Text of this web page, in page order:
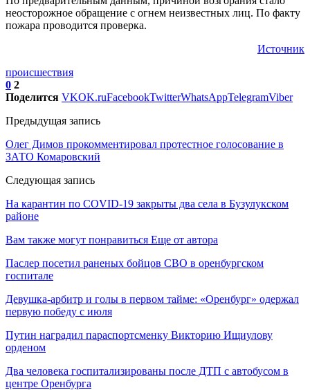
неосторожное обращение с огнем неизвестных лиц. По факту
пожара проводится проверка.
Источник
происшествия
0 2
Поделится VKOK.ruFacebookTwitterWhatsAppTelegramViber
Предыдущая запись
Олег Димов прокомментировал протестное голосование в
ЗАТО Комаровский
Следующая запись
На карантин по COVID-19 закрыты два села в Бузулукском
районе
Вам также могут понравиться Еще от автора
Паслер посетил раненых бойцов СВО в оренбургском
госпитале
Девушка-арбитр и голы в первом тайме: «Оренбург» одержал
первую победу с июля
Путин наградил параспортсменку Викторию Ищиулову
орденом
Два человека госпитализированы после ДТП с автобусом в
центре Оренбурга